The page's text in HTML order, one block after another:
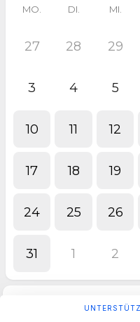
MO. DI. MI.
27 28 29
3 4 5
10 11 12
17 18 19
24 25 26
31 1 2